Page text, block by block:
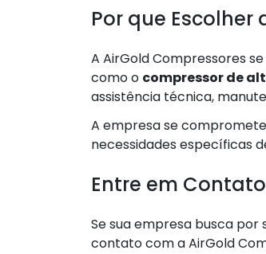
Por que Escolher
A AirGold Compressores
como o compressor de
assistência técnica,
A empresa se
necessidades específicas
Entre em
Se sua empresa busca por
contato com a AirGold